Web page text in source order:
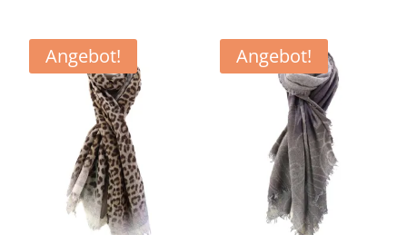
Angebot! Angebot!